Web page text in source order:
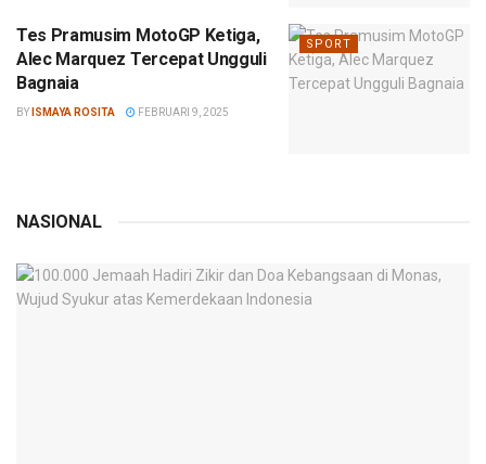
SPORT
Tes Pramusim MotoGP Ketiga,
Alec Marquez Tercepat Ungguli
Bagnaia
BY ISMAYA ROSITA FEBRUARI 9, 2025
NASIONAL